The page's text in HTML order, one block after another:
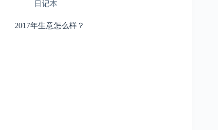
日记本
2017年生意怎么样？